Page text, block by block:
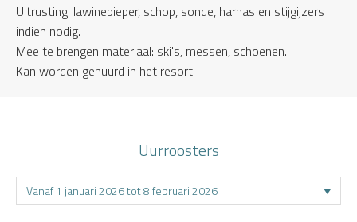
Uitrusting: lawinepieper, schop, sonde, harnas en stijgijzers
indien nodig.
Mee te brengen materiaal: ski's, messen, schoenen.
Kan worden gehuurd in het resort.
Uurroosters